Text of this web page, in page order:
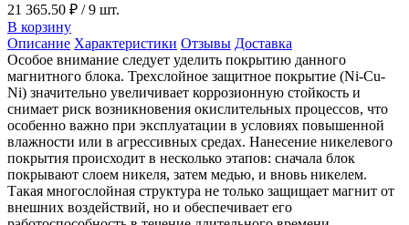
21 365.50 ₽ / 9 шт.
В корзину
Описание Характеристики Отзывы Доставка
Особое внимание следует уделить покрытию данного
магнитного блока. Трехслойное защитное покрытие (Ni-Cu-
Ni) значительно увеличивает коррозионную стойкость и
снимает риск возникновения окислительных процессов, что
особенно важно при эксплуатации в условиях повышенной
влажности или в агрессивных средах. Нанесение никелевого
покрытия происходит в несколько этапов: сначала блок
покрывают слоем никеля, затем медью, и вновь никелем.
Такая многослойная структура не только защищает магнит от
внешних воздействий, но и обеспечивает его